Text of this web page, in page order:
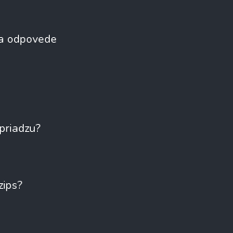
odpovede